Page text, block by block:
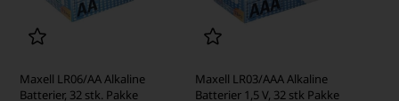
Maxell LR06/AA Alkaline
Batterier, 32 stk. Pakke
Maxell LR03/AAA Alkaline
Batterier 1,5 V, 32 stk Pakke